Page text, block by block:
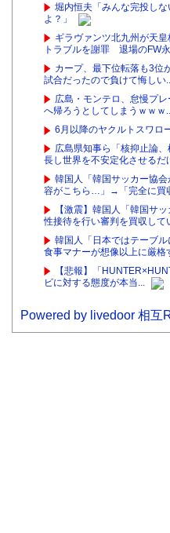
堀内恒夫「みんな完投し
よ？」
ギラヴァンツ北九州が天
トラブルを謝罪 退場のFW永
カープ、最下位転落も3位
試合だったので負けて悔しい...
広島・モンテロ、怠慢プ
へ帰ろうとしてしまうｗｗｗ...
6月以降のヤクルトスワ
広島県知事ら「核抑止論
長し世界を不安定化させるだ
韓国人「韓国サッカー協
容がこちら…」→「完全に買
【激震】韓国人「韓国サ
性接待を行い審判を買収して
韓国人「日本ではテーブ
食事マナーが想像以上に厳格
【悲報】「
ビに対する態度が本当...
Powered by livedoor 相互